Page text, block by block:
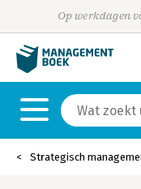
Op werkdagen
Strategisch